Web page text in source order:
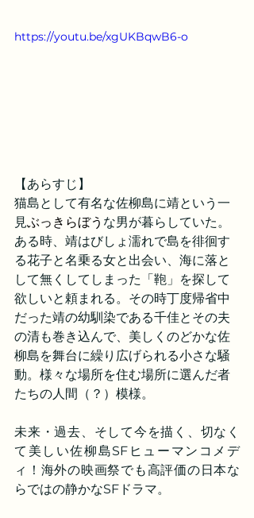
https://youtu.be/xgUKBqwB6-o
【あらすじ】
猫島として有名な佐柳島に靖という一
見ぶっきらぼう な男が暮らしていた。
ある時、靖はびしょ濡れで島を徘徊す
る花子と名乗る女と出会い、海に落と
して無くしてしまった「鞄」を探して
欲しいと頼まれる。その時丁度帰省中
だった靖の幼馴染である千佳とその夫
の清も巻き込んで、美しくのどかな佐
柳島を舞台に繰り広げられる小さな騒
動。様々な場所を住む場所に選んだ者
たちの人間（？）模様。
未来・過去、そして今を描く、切なく
て美しい佐柳島SFヒューマンコメデ
ィ！海外の映画祭でも高評価の日本な
らではの静かなSFドラマ。